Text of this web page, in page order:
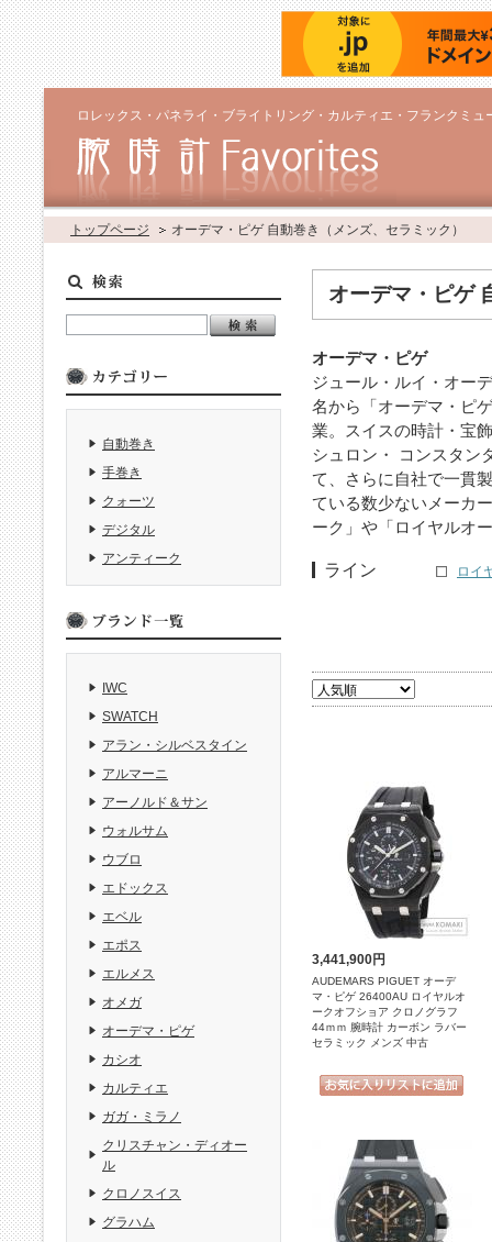
ロレックス・パネライ・ブライトリング・カルティエ・フランクミ
トップページ オーデマ・ピゲ 自動巻き（メンズ、セラミック）
オーデマ・ピゲ
オーデマ・ピゲ
ジュール・ルイ・オー
名から「オーデマ・ピ
業。スイスの時計・宝
シュロン・ コンスタン
て、さらに自社で一貫
ている数少ないメーカ
ーク」や「ロイヤルオ
ライン ロイ
3,441,900円
AUDEMARS PIGUET オーデ
マ・ピゲ 26400AU ロイヤルオ
ークオフショア クロノグラフ
44ｍｍ 腕時計 カーボン ラバー
セラミック メンズ 中古
自動巻き
手巻き
クォーツ
デジタル
アンティーク
IWC
SWATCH
アラン・シルベスタイン
アルマーニ
アーノルド＆サン
ウォルサム
ウブロ
エドックス
エベル
エポス
エルメス
オメガ
オーデマ・ピゲ
カシオ
カルティエ
ガガ・ミラノ
クリスチャン・ディオー
ル
クロノスイス
グラハム